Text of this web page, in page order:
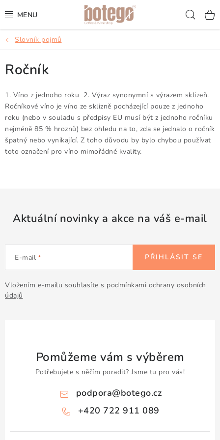
na
KÁVA
FRAPPÉ
VÍNA
ŠUMIVÁ VÍNA
KOKTEJLY & APERITIVY
Doprava a platba
Obchodní podmínky
Kontakty
Slovník pojmů
Ročník
1. Víno z jednoho roku 2. Výraz synonymní s výrazem sklizeň.
Ročníkové víno je víno ze sklizně pocházející pouze z jednoho
roku (nebo v souladu s předpisy EU musí být z jednoho ročníku
nejméně 85 % hroznů) bez ohledu na to, zda se jednalo o ročník
špatný nebo vynikající. Z toho důvodu by bylo chybou používat
toto označení pro víno mimořádné kvality.
Aktuální novinky a akce na váš e-mail
E-mail
Vložením e-mailu souhlasíte s podmínkami ochrany osobních
údajů
PŘIHLÁSIT SE
Pomůžeme vám s výběrem
Potřebujete s něčím poradit? Jsme tu pro vás!
podpora@botego.cz
+420 722 911 089